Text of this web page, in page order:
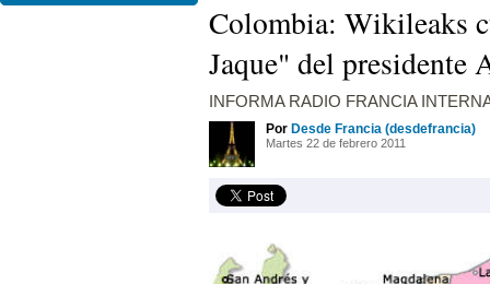
Colombia: Wikileaks
Jaque" del presidente
INFORMA RADIO FRANCIA
Por Desde Francia (desdefrancia)
Martes 22 de febrero 2011